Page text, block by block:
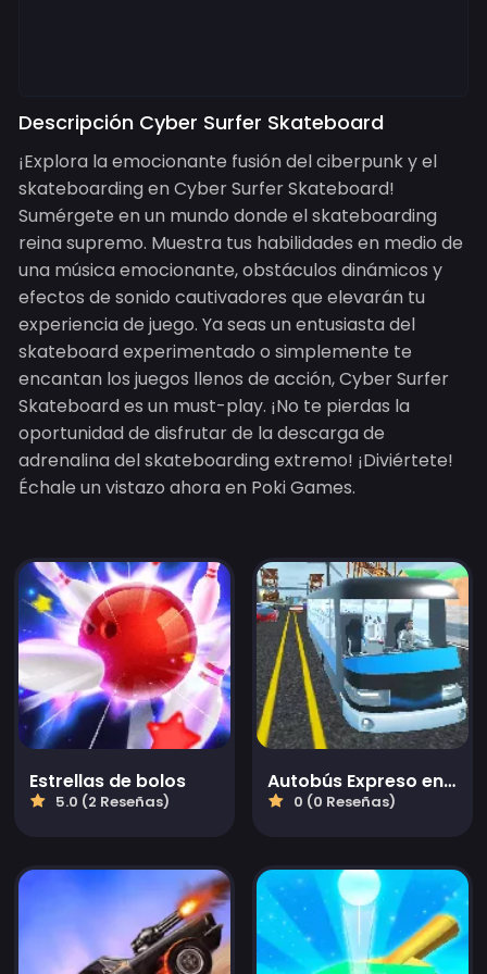
Descripción Cyber Surfer Skateboard
¡Explora la emocionante fusión del ciberpunk y el
skateboarding en Cyber Surfer Skateboard!
Sumérgete en un mundo donde el skateboarding
reina supremo. Muestra tus habilidades en medio de
una música emocionante, obstáculos dinámicos y
efectos de sonido cautivadores que elevarán tu
experiencia de juego. Ya seas un entusiasta del
skateboard experimentado o simplemente te
encantan los juegos llenos de acción, Cyber Surfer
Skateboard es un must-play. ¡No te pierdas la
oportunidad de disfrutar de la descarga de
adrenalina del skateboarding extremo! ¡Diviértete!
Échale un vistazo ahora en Poki Games.
Estrellas de bolos
5.0 (2 Reseñas)
Autobús Expreso en la Carretera
0 (0 Reseñas)